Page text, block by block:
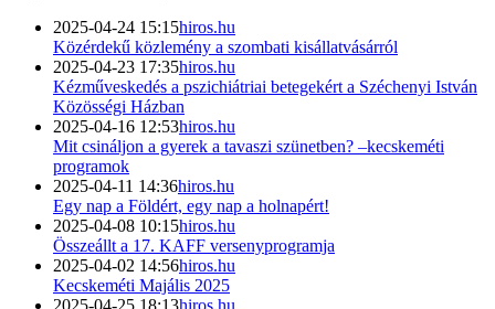
2025-04-24 15:15hiros.hu
Közérdekű közlemény a szombati kisállatvásárról
2025-04-23 17:35hiros.hu
Kézműveskedés a pszichiátriai betegekért a Széchenyi István
Közösségi Házban
2025-04-16 12:53hiros.hu
Mit csináljon a gyerek a tavaszi szünetben? –kecskeméti
programok
2025-04-11 14:36hiros.hu
Egy nap a Földért, egy nap a holnapért!
2025-04-08 10:15hiros.hu
Összeállt a 17. KAFF versenyprogramja
2025-04-02 14:56hiros.hu
Kecskeméti Majális 2025
2025-04-25 18:13hiros.hu